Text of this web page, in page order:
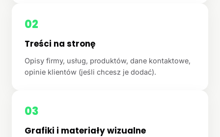
02
Treści na stronę
Opisy firmy, usług, produktów, dane kontaktowe,
opinie klientów (jeśli chcesz je dodać).
03
Grafiki i materiały wizualne